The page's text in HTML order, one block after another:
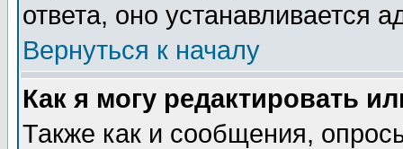
ответа, оно устанавливается
Вернуться к началу
Как я могу редактировать
Также как и сообщения,